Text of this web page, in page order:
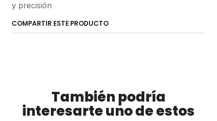
y precisión
COMPARTIR ESTE PRODUCTO
También podría
interesarte uno de estos